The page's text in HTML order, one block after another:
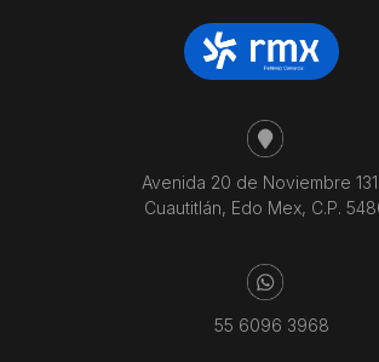
Avenida 20 de Noviembre
Cuautitlán, Edo Mex, C.P.
55 6096 3968